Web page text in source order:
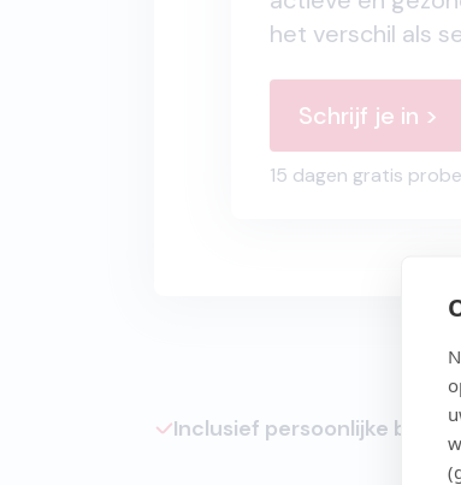
het verschil als
Schrijf je in >
15 dagen gratis
Inclusief persoonlijke